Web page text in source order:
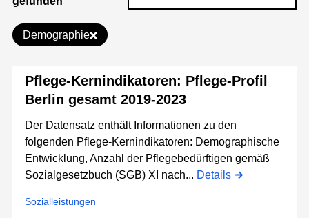
Demographie
Pflege-Kernindikatoren: Pflege-Profil
Berlin gesamt 2019-2023
Der Datensatz enthält Informationen zu den
folgenden Pflege-Kernindikatoren: Demographische
Entwicklung, Anzahl der Pflegebedürftigen gemäß
Sozialgesetzbuch (SGB) XI nach... Details
Sozialleistungen